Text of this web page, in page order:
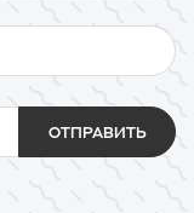
ОТПРАВИТЬ